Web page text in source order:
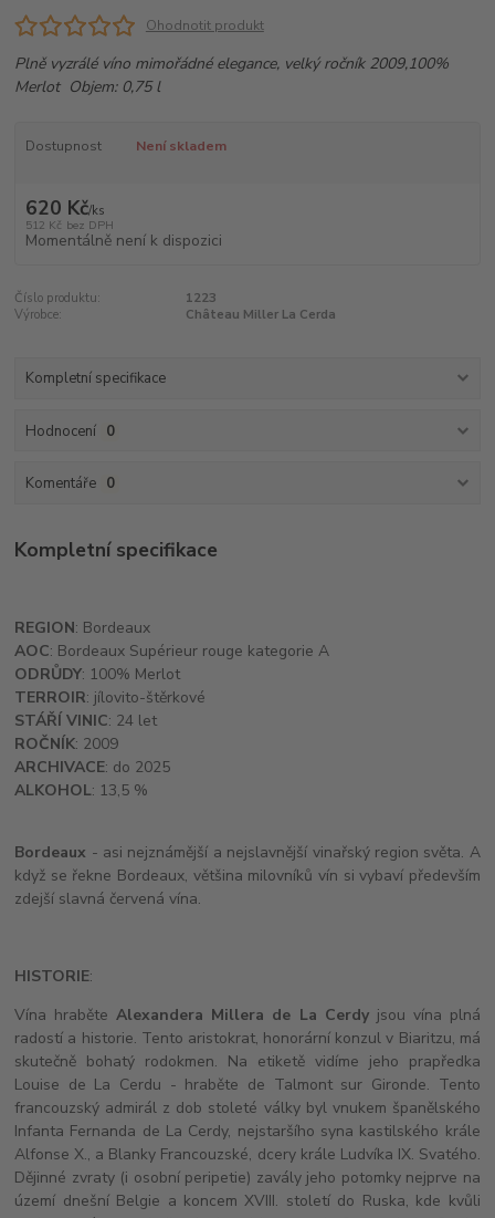
Ohodnotit produkt
Plně vyzrálé víno mimořádné elegance, velký ročník 2009,100%
Merlot Objem: 0,75 l
Dostupnost Není skladem
620 Kč/ks
512 Kč bez DPH
Momentálně není k dispozici
Číslo produktu:
1223
Výrobce:
Château Miller La Cerda
Kompletní specifikace
Hodnocení 0
Komentáře 0
Kompletní specifikace
REGION: Bordeaux
AOC: Bordeaux Supérieur rouge kategorie A
ODRŮDY: 100% Merlot
TERROIR: jílovito-štěrkové
STÁŘÍ VINIC: 24 let
ROČNÍK: 2009
ARCHIVACE: do 2025
ALKOHOL: 13,5 %
Bordeaux - asi nejznámější a nejslavnější vinařský region světa. A
když se řekne Bordeaux, většina milovníků vín si vybaví především
zdejší slavná červená vína.
HISTORIE:
Vína hraběteAlexandera Millera de La Cerdyjsou vína plná
radostí a historie. Tento aristokrat, honorární konzul v Biaritzu, má
skutečně bohatý rodokmen. Na etiketě vidíme jeho prapředka
Louise de La Cerdu - hraběte de Talmont sur Gironde. Tento
francouzský admirál z dob stoleté války byl vnukem španělského
Infanta Fernanda de La Cerdy, nejstaršího syna kastilského krále
Alfonse X., a Blanky Francouzské, dcery krále Ludvíka IX. Svatého.
Dějinné zvraty (i osobní peripetie) zavály jeho potomky nejprve na
území dnešní Belgie a koncem XVIII. století do Ruska, kde kvůli